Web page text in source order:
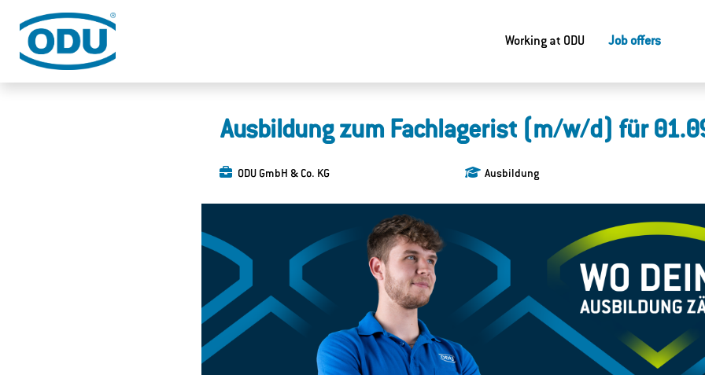
Working at ODU Job offers
Ausbildung zum Fachlagerist (m/w/d) für
ODU GmbH & Co. KG Ausbildung